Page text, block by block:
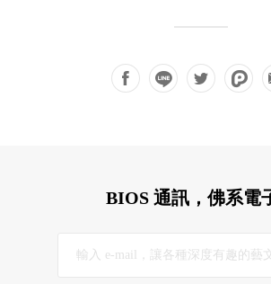
BIOS 通訊，佛系電